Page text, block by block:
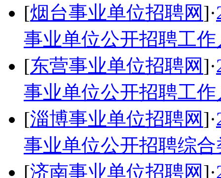
[烟台事业单位招聘网]·
事业单位公开招聘工
[东营事业单位招聘网]·
事业单位公开招聘工
[淄博事业单位招聘网]·
事业单位公开招聘综
[济南事业单位招聘网]·